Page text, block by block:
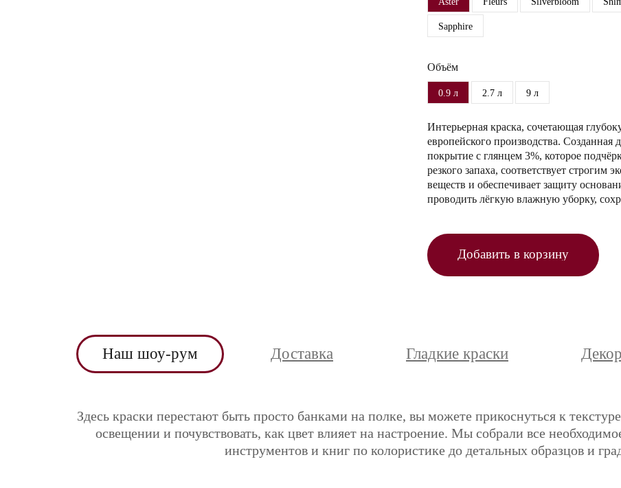
Sapphire
Объём
0.9 л 2.7 л 9 л
Интерьерная краска, сочетающая
европейского производства. Созданная
покрытие с глянцем 3%, которое
резкого запаха, соответствует
веществ и обеспечивает защиту
проводить лёгкую влажную уборку,
Добавить в корзину
Наш шоу-рум Доставка Гладкие краски
Здесь краски перестают быть просто банками на полке, вы можете прикоснуться к
освещении и почувствовать, как цвет влияет на настроение. Мы собрали все
инструментов и книг по колористике до детальных образцов и